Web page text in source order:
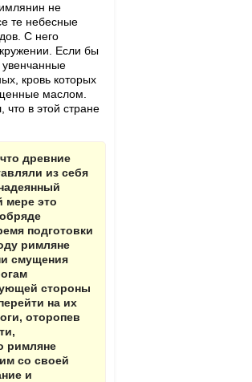
не
те небесные
С него
Если бы
кровь которых
маслом.
в этой стране
древние
из себя
мере это
подготовки
римляне
смущения
стороны
на их
оторопев
римляне
со своей
и